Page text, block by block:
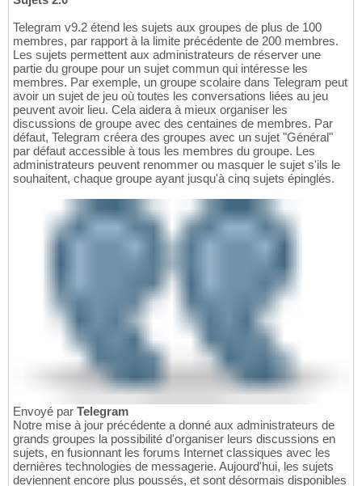
Telegram v9.2 étend les sujets aux groupes de plus de 100
membres, par rapport à la limite précédente de 200 membres.
Les sujets permettent aux administrateurs de réserver une
partie du groupe pour un sujet commun qui intéresse les
membres. Par exemple, un groupe scolaire dans Telegram peut
avoir un sujet de jeu où toutes les conversations liées au jeu
peuvent avoir lieu. Cela aidera à mieux organiser les
discussions de groupe avec des centaines de membres. Par
défaut, Telegram créera des groupes avec un sujet "Général"
par défaut accessible à tous les membres du groupe. Les
administrateurs peuvent renommer ou masquer le sujet s'ils le
souhaitent, chaque groupe ayant jusqu'à cinq sujets épinglés.
Envoyé par Telegram
Notre mise à jour précédente a donné aux administrateurs de
grands groupes la possibilité d'organiser leurs discussions en
sujets, en fusionnant les forums Internet classiques avec les
dernières technologies de messagerie. Aujourd'hui, les sujets
deviennent encore plus poussés, et sont désormais disponibles